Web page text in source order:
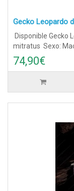
Gecko Leopardo
Disponible Gecko
mitratus Sexo:
74,90€